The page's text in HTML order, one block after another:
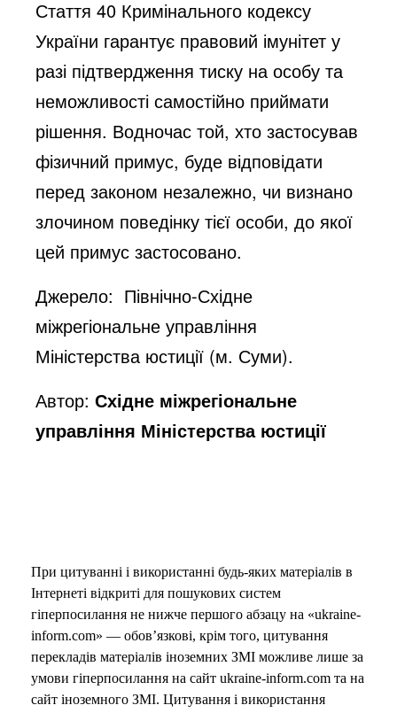
Стаття 40 Кримінального кодексу
України гарантує правовий імунітет у
разі підтвердження тиску на особу та
неможливості самостійно приймати
рішення. Водночас той, хто застосував
фізичний примус, буде відповідати
перед законом незалежно, чи визнано
злочином поведінку тієї особи, до якої
цей примус застосовано.
Джерело: Північно-Східне
міжрегіональне управління
Міністерства юстиції (м. Суми).
Автор:Східне міжрегіональне
управління Міністерства юстиції
При цитуванні і використанні будь-яких матеріалів в
Інтернеті відкриті для пошукових систем
гіперпосилання не нижче першого абзацу на «ukraine-
inform.com» — обов’язкові, крім того, цитування
перекладів матеріалів іноземних ЗМІ можливе лише за
умови гіперпосилання на сайт ukraine-inform.com та на
сайт іноземного ЗМІ. Цитування і використання